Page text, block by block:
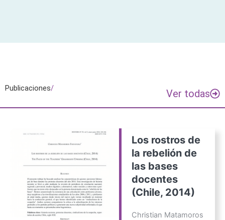
Publicaciones/ Ver todas
Los rostros de
la rebelión de
las bases
docentes
(Chile, 2014)
Christian Matamoros